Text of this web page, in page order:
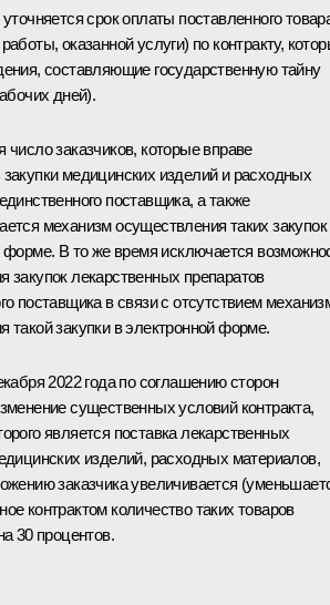
срок оплаты поставленного
оказанной услуги) по контракту,
составляющие государственную тайну
дней).
число заказчиков, которые вправе
медицинских изделий и расходных
поставщика, а также
механизм осуществления таких закупок
форме. В то же время исключается
закупок лекарственных препаратов
поставщика в связи с отсутствием
такой закупки в электронной форме.
2022 года по соглашению сторон
существенных условий контракта,
является поставка лекарственных
изделий, расходных материалов,
заказчика увеличивается
контрактом количество таких товаров
30 процентов.